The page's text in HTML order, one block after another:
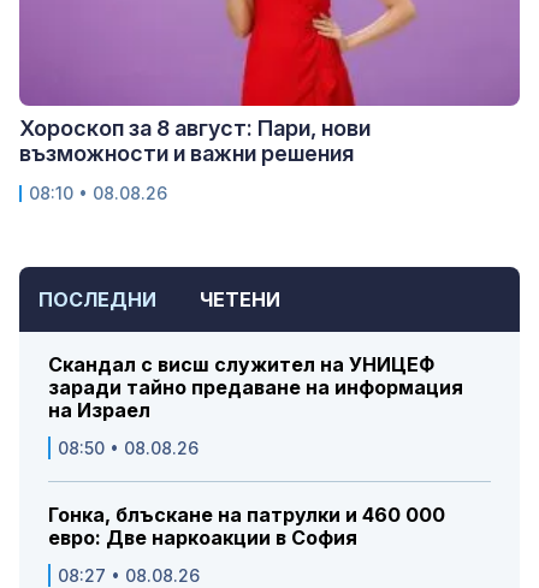
ПОСЛЕДНИ ЧЕТЕНИ
Скандал с висш служител на УНИЦЕФ
заради тайно предаване на информация
на Израел
08:50 • 08.08.26
Гонка, блъскане на патрулки и 460 000
евро: Две наркоакции в София
08:27 • 08.08.26
Хороскоп за 8 август: Пари, нови
възможности и важни решения
08:10 • 08.08.26